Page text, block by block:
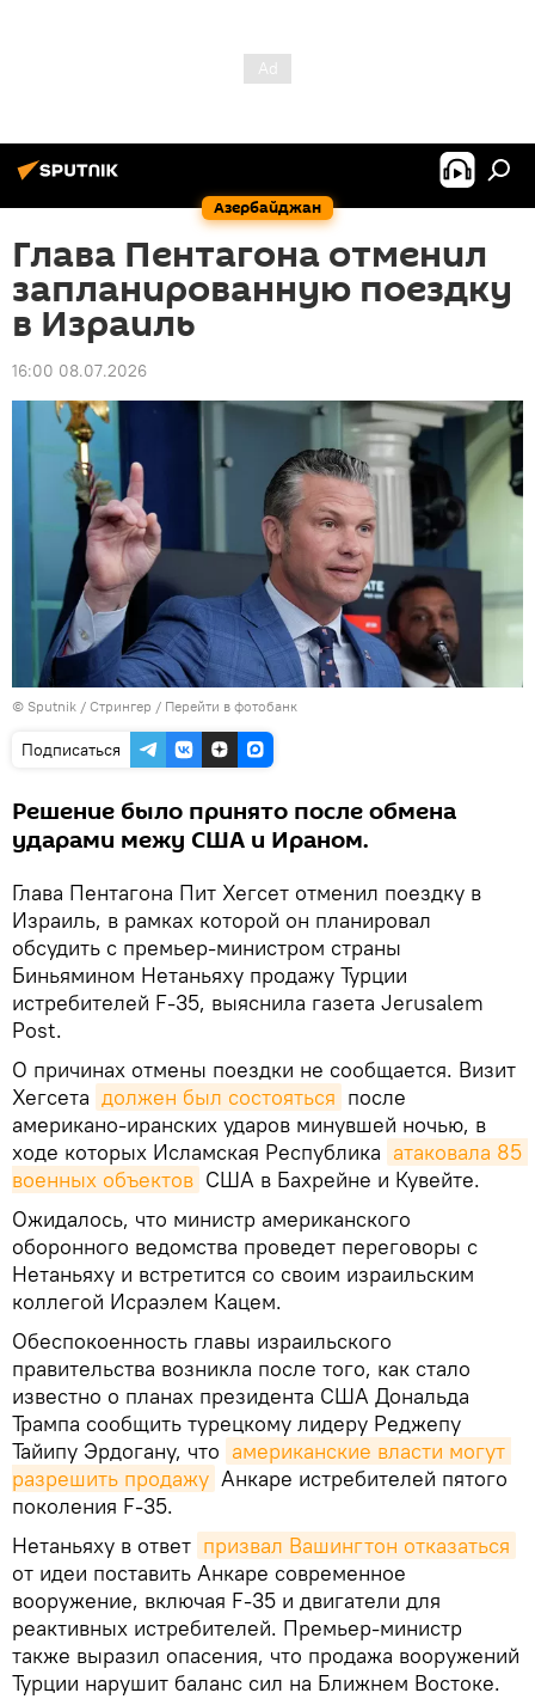
Азербайджан
Глава Пентагона отменил
запланированную поездку
в Израиль
16:00 08.07.2026
© Sputnik / Стрингер / Перейти в фотобанк
Подписаться
Решение было принято после обмена
ударами межу США и Ираном.
Глава Пентагона Пит Хегсет отменил поездку в
Израиль, в рамках которой он планировал
обсудить с премьер-министром страны
Биньямином Нетаньяху продажу Турции
истребителей F-35, выяснила газета Jerusalem
Post.
О причинах отмены поездки не сообщается. Визит
Хегсета должен был состояться после
американо-иранских ударов минувшей ночью, в
ходе которых Исламская Республика атаковала 85
военных объектов США в Бахрейне и Кувейте.
Ожидалось, что министр американского
оборонного ведомства проведет переговоры с
Нетаньяху и встретится со своим израильским
коллегой Исраэлем Кацем.
Обеспокоенность главы израильского
правительства возникла после того, как стало
известно о планах президента США Дональда
Трампа сообщить турецкому лидеру Реджепу
Тайипу Эрдогану, что американские власти могут
разрешить продажу Анкаре истребителей пятого
поколения F-35.
Нетаньяху в ответ призвал Вашингтон отказаться
от идеи поставить Анкаре современное
вооружение, включая F‑35 и двигатели для
реактивных истребителей. Премьер‑министр
также выразил опасения, что продажа вооружений
Турции нарушит баланс сил на Ближнем Востоке.